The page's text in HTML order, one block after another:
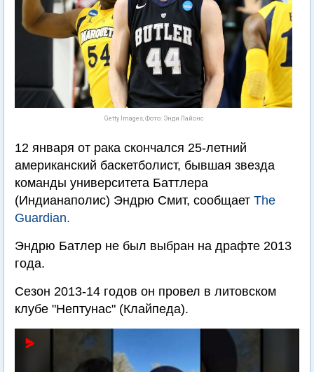
Getty Images, Фото: Энди Лайонс
12 января от рака скончался 25-летний
американский баскетболист, бывшая звезда
команды университета Баттлера
(Индианаполис) Эндрю Смит, сообщает The
Guardian.
Эндрю Батлер не был выбран на драфте 2013
года.
Сезон 2013-14 годов он провел в литовском
клубе "Нептунас" (Клайпеда).